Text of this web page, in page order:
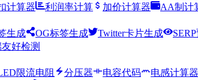
计算器 利润率计算 加价计算器 AA制计
生成 OG标签生成 Twitter卡片生成
好检测
限流电阻 分压器 电容代码 电感计算器